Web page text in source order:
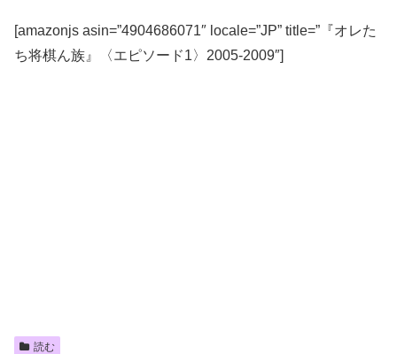
[amazonjs asin=”4904686071″ locale=”JP” title=”『オレた
ち将棋ん族』〈エピソード1〉2005-2009″]
読む